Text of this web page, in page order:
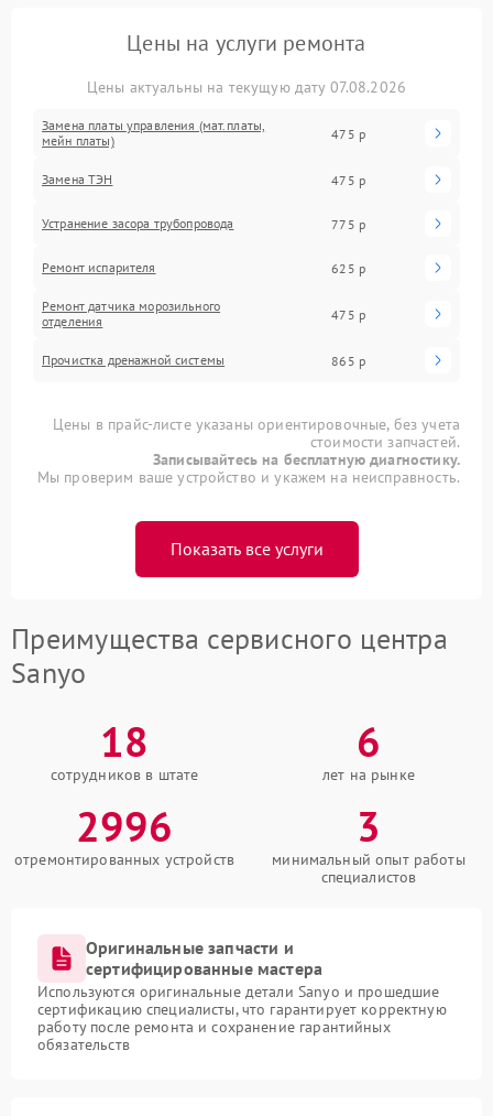
Цены на услуги ремонта
Цены актуальны на текущую дату 07.08.2026
Замена платы управления (мат.платы,
мейн платы)
475 р
Замена ТЭН 475 р
Устранение засора трубопровода 775 р
Ремонт испарителя 625 р
Ремонт датчика морозильного
отделения
475 р
Прочистка дренажной системы 865 р
Цены в прайс-листе указаны ориентировочные, без учета
стоимости запчастей.
Записывайтесь на бесплатную диагностику.
Мы проверим ваше устройство и укажем на неисправность.
Показать все услуги
Преимущества сервисного центра
Sanyo
18
сотрудников в штате
6
лет на рынке
2996
отремонтированных устройств
3
минимальный опыт работы
специалистов
Оригинальные запчасти и
сертифицированные мастера
Используются оригинальные детали Sanyo и прошедшие
сертификацию специалисты, что гарантирует корректную
работу после ремонта и сохранение гарантийных
обязательств